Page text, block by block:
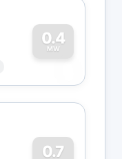
0.4
MW
0
0.7